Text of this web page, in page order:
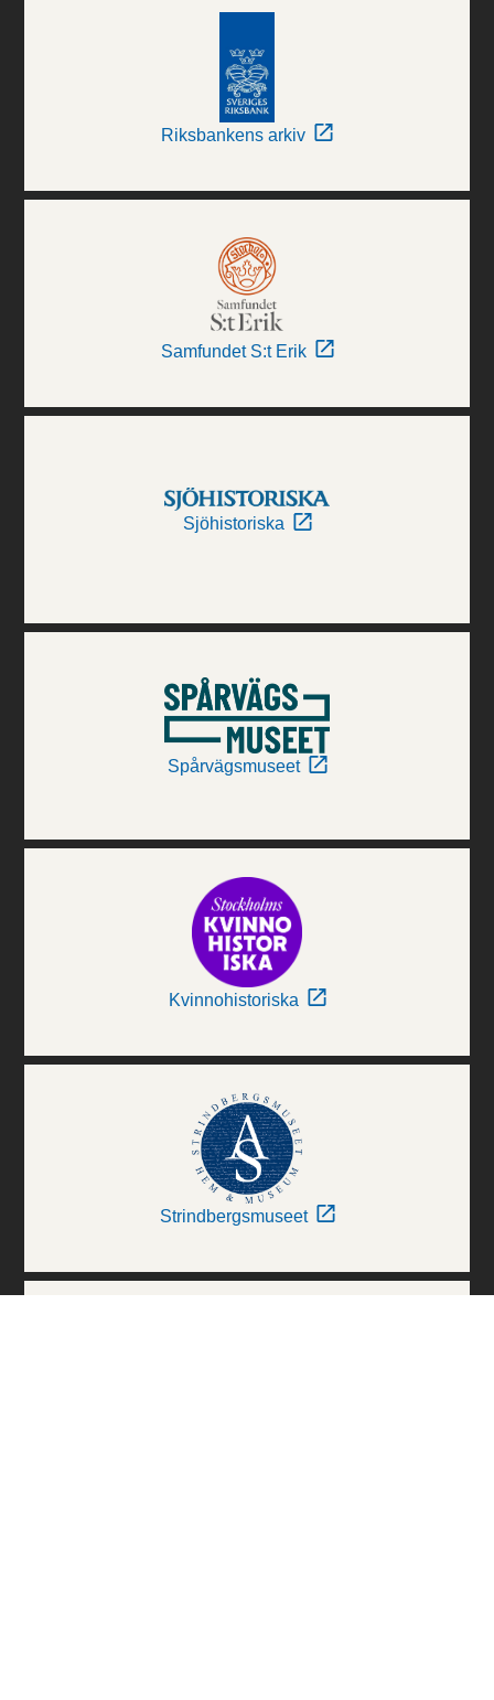
Riksbankens arkiv
Samfundet S:t Erik
Sjöhistoriska
Spårvägsmuseet
Kvinnohistoriska
Strindbergsmuseet